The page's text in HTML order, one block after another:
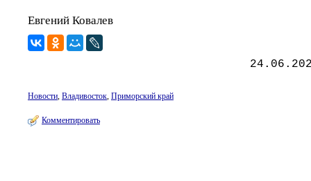
Евгений Ковалев
Новости, Владивосток, Приморский край
Комментировать